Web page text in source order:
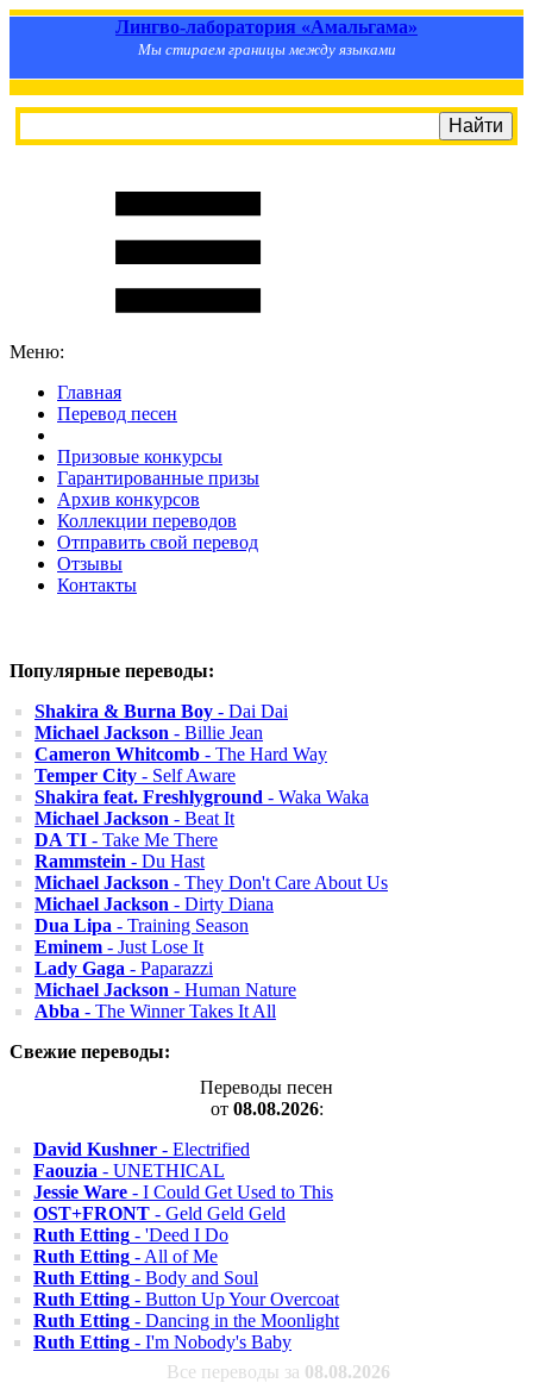
Лингво-лаборатория «Амальгама»
Мы стираем границы между языками
Меню:
Главная
Перевод песен
Призовые конкурсы
Гарантированные призы
Архив конкурсов
Коллекции переводов
Отправить свой перевод
Отзывы
Контакты
Популярные переводы:
Shakira & Burna Boy - Dai Dai
Michael Jackson - Billie Jean
Cameron Whitcomb - The Hard Way
Temper City - Self Aware
Shakira feat. Freshlyground - Waka Waka
Michael Jackson - Beat It
DA TI - Take Me There
Rammstein - Du Hast
Michael Jackson - They Don't Care About Us
Michael Jackson - Dirty Diana
Dua Lipa - Training Season
Eminem - Just Lose It
Lady Gaga - Paparazzi
Michael Jackson - Human Nature
Abba - The Winner Takes It All
Свежие переводы:
Переводы песен
от 08.08.2026:
David Kushner - Electrified
Faouzia - UNETHICAL
Jessie Ware - I Could Get Used to This
OST+FRONT - Geld Geld Geld
Ruth Etting - 'Deed I Do
Ruth Etting - All of Me
Ruth Etting - Body and Soul
Ruth Etting - Button Up Your Overcoat
Ruth Etting - Dancing in the Moonlight
Ruth Etting - I'm Nobody's Baby
Все переводы за 08.08.2026